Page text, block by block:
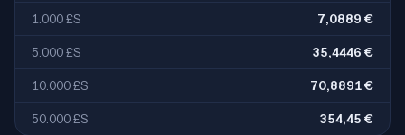
1.000 £S 7,0889 €
5.000 £S 35,4446 €
10.000 £S 70,8891 €
50.000 £S 354,45 €